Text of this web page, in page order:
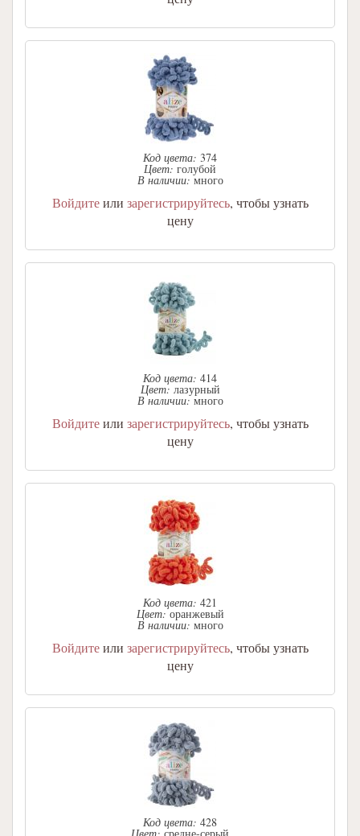
Код цвета: 374
Цвет: голубой
В наличии:много
Войдитеили зарегистрируйтесь, чтобы узнать
цену
Код цвета: 414
Цвет: лазурный
В наличии:много
Войдитеили зарегистрируйтесь, чтобы узнать
цену
Код цвета: 421
Цвет:оранжевый
В наличии: много
Войдитеили зарегистрируйтесь, чтобы узнать
цену
Код цвета: 428